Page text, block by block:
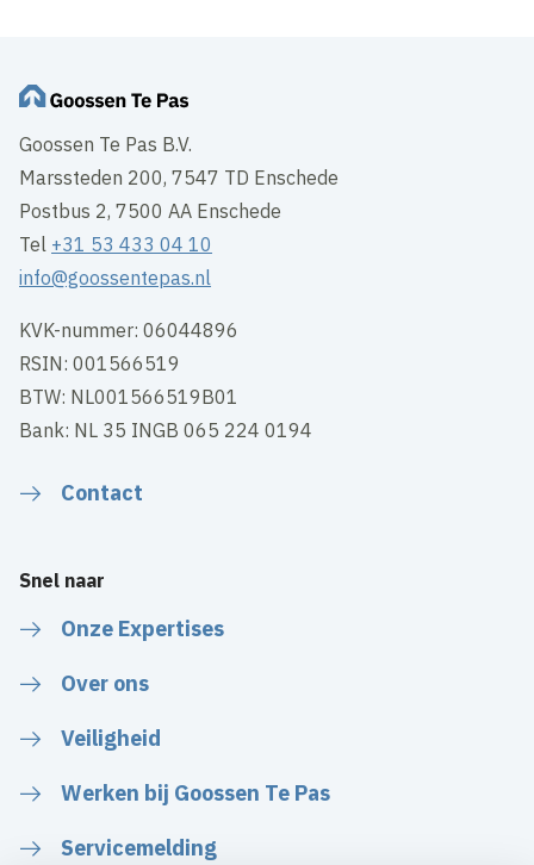
Goossen Te Pas B.V.
Marssteden 200, 7547 TD Enschede
Postbus 2, 7500 AA Enschede
Tel +31 53 433 04 10
info@goossentepas.nl
KVK-nummer: 06044896
RSIN: 001566519
BTW: NL001566519B01
Bank: NL 35 INGB 065 224 0194
Contact
Snel naar
Onze Expertises
Over ons
Veiligheid
Werken bij Goossen Te Pas
Servicemelding